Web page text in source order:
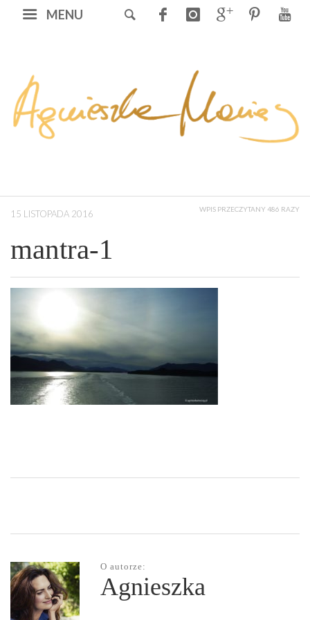
MENU
15 LISTOPADA 2016 WPIS PRZECZYTANY 486 RAZY
mantra-1
O autorze:
Agnieszka